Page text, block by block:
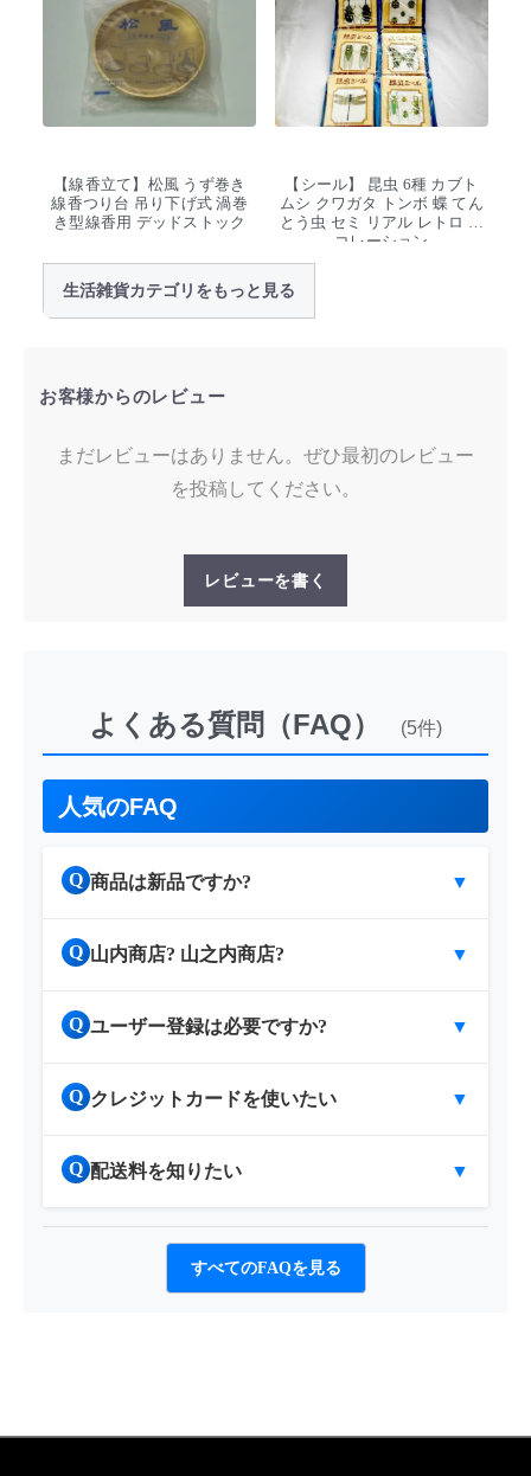
【線香立て】松風 うず巻き
線香つり台 吊り下げ式 渦巻
き型線香用 デッドストック
【シール】 昆虫 6種 カブト
ムシ クワガタ トンボ 蝶 てん
とう虫 セミ リアル レトロ デ
コレーション
生活雑貨カテゴリをもっと見る
お客様からのレビュー
まだレビューはありません。ぜひ最初のレビュー
を投稿してください。
レビューを書く
よくある質問（FAQ） (5件)
人気のFAQ
Q 商品は新品ですか? ▼
Q 山内商店? 山之内商店? ▼
Q ユーザー登録は必要ですか? ▼
Q クレジットカードを使いたい ▼
Q 配送料を知りたい ▼
すべてのFAQを見る